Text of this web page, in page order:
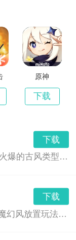
原神
下载
下载
梦浮灯安卓版是一款最近很火爆的古风类型的恋爱手机游戏。梦浮灯游戏中有着精美的画面和音效，中国风的画风，各具特色的男对象，精彩的CG动画，根据你的选择也会产生不同的结局。
下载
剑与远征1.36破解版是一款魔幻风放置玩法的卡牌养成游戏,玩家们将会继承神灵的意志,前去讨伐黑暗之力,这里拥有着非常奇幻的游...,剑与远征1.36破解版免费下载地址...